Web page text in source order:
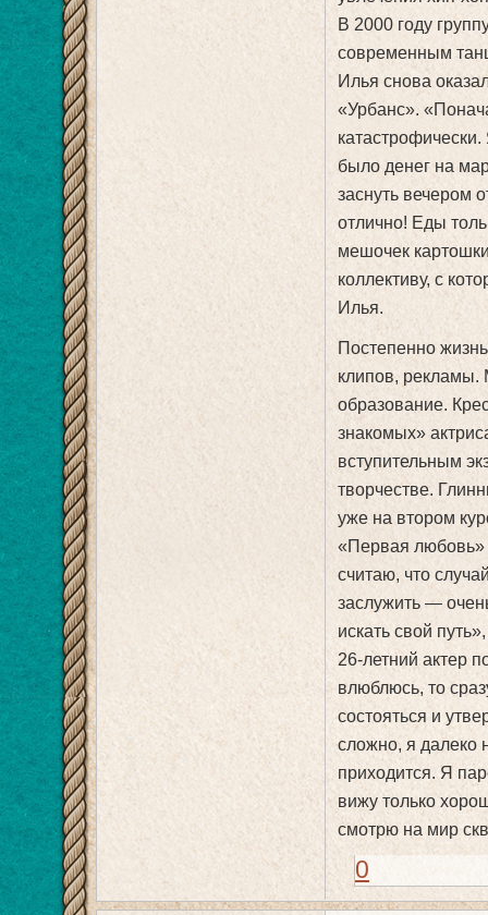
В 2000 году
современным
Илья снова
«Урбанс».
было денег на
заснуть вечером
отлично! Еды
мешочек
коллективу, с
Илья.
Постепенно
клипов, рекламы.
образование.
знакомых»
вступительным
творчестве.
уже на втором
«Первая
считаю, что
заслужить —
искать свой
26-летний актер
влюблюсь, то
состояться и
сложно, я далеко
приходится. Я
вижу только
смотрю на мир
0